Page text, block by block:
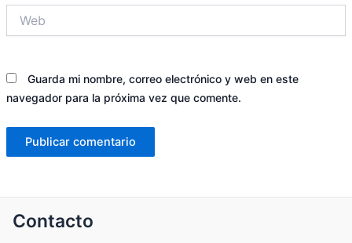
Guarda mi nombre, correo electrónico y web en este
navegador para la próxima vez que comente.
Contacto